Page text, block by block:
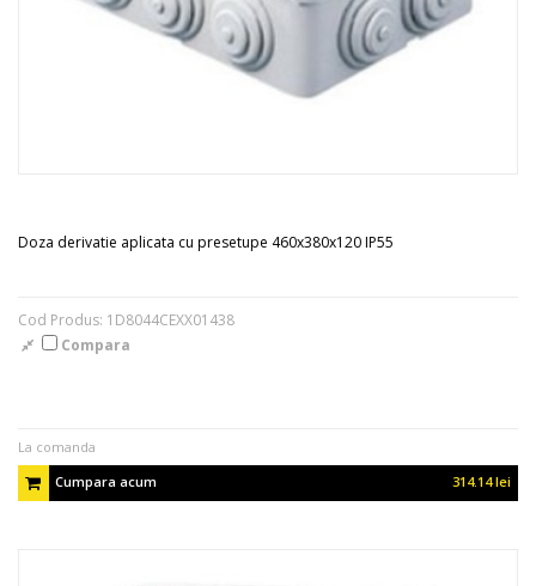
Doza derivatie aplicata cu presetupe 460x380x120 IP55
Cod Produs: 1D8044CEXX01438
Compara
La comanda
Cumpara acum
314.14 lei